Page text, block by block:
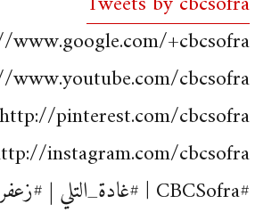
+cbcsofra
cbcsofra
http://pinterest.com/cbcsofra/
instagram.com/cbcsofra
#CBCSofra | #غادة_التلي | #زعفران_وفانيلا